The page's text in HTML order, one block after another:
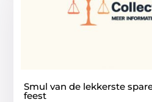
Smul van de lekkerste
feest